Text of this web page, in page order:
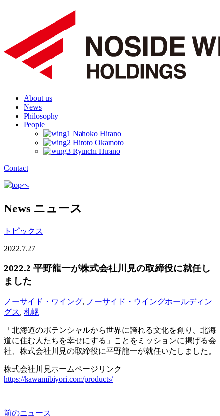
About us
News
Philosophy
People
Contact
News ニュース
トピックス
2022.7.27
2022.2 平野龍一が株式会社川見の取締役に就任し
ました
ノーサイド・ウイング, ノーサイド・ウイングホールディン
グス, 札幌
「北海道のポテンシャルから世界に誇れる文化を創り、北海
道に住む人たちを幸せにする」ことをミッションに掲げる会
社、株式会社川見の取締役に平野龍一が就任いたしました。
株式会社川見ホームページリンク
https://kawamibiyori.com/products/
前のニュース